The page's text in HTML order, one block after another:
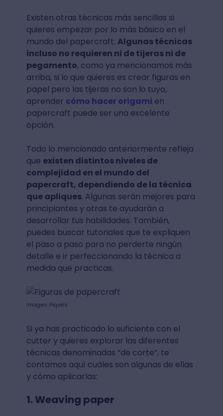
Existen otras técnicas más sencillas si
quieres empezar por lo más básico en el
mundo del papercraft. Algunas técnicas
incluso no requieren ni de tijeras ni de
pegamento, como ya mencionamos más
arriba, si lo que quieres es crear figuras en
papel pero las tijeras no son lo tuyo,
aprender cómo hacer origami en
papercraft puede ser una excelente
opción.
Todo lo mencionado anteriormente refleja
que existen distintos niveles de
complejidad en el mundo del
papercraft, dependiendo de la técnica
que apliques. Algunas serán mejores para
principiantes y otras te ayudarán a
desarrollar tus habilidades. También,
puedes buscar tutoriales que te expliquen
el paso a paso para no perderte ningún
detalle e ir perfeccionando la técnica a
medida que practicas.
Imagen: Piqsels
Si ya has practicado lo suficiente con el
cutter y quieres explorar las diferentes
técnicas denominadas “de corte”, te
contamos aquí cuáles son algunas de ellas
y cómo aplicarlas:
1. Weaving paper